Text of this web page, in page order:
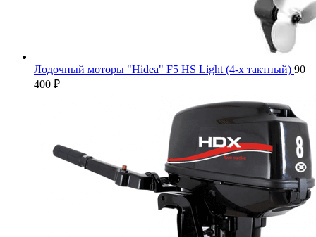
Лодочный моторы "Hidea" F5 HS Light (4-х тактный) 90
400 ₽